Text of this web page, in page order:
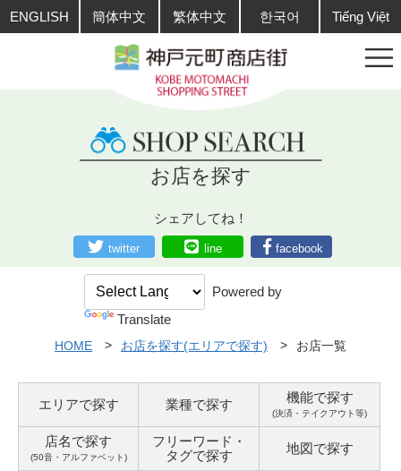
ENGLISH 簡体中文 繁体中文 한국어 Tiếng Việt
お店を探す
シェアしてね！
twitter line facebook
Powered by
Translate
HOME お店を探す(エリアで探す) お店一覧
エリアで探す 業種で探す 機能で探す
(決済・テイクアウト等)
店名で探す
(50音・アルファベット)
フリーワード・
タグで探す 地図で探す